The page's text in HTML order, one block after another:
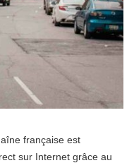
française est
sur Internet grâce au